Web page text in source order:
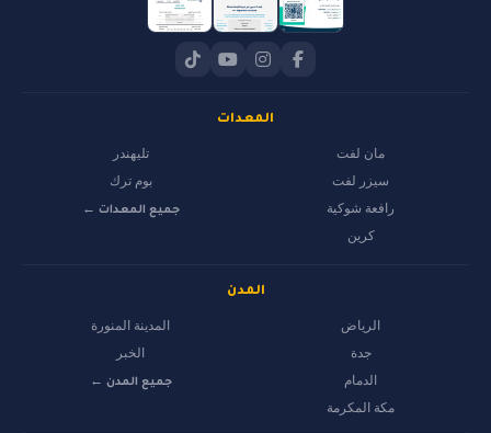
المعدات
مان لفت
سيزر لفت
رافعة شوكية
كرين
تليهندر
بوم ترك
جميع المعدات ←
المدن
الرياض
جدة
الدمام
مكة المكرمة
المدينة المنورة
الخبر
جميع المدن ←